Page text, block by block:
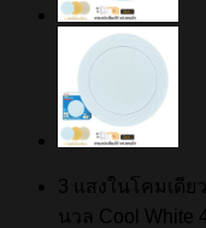
3 แสงในโคมเดีย
นวล Cool White